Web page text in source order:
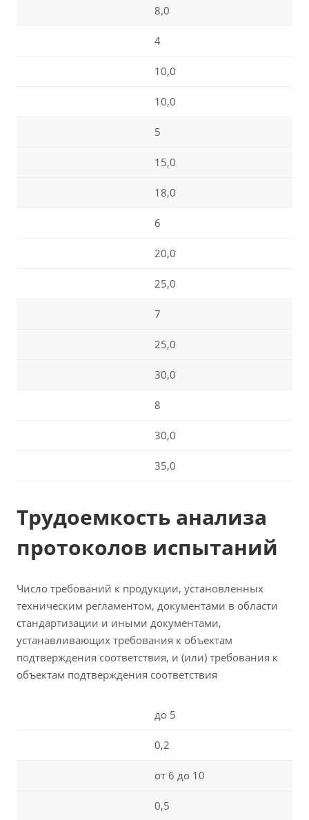
8,0
4
10,0
10,0
5
15,0
18,0
6
20,0
25,0
7
25,0
30,0
8
30,0
35,0
Трудоемкость анализа
протоколов испытаний
Число требований к продукции, установленных
техническим регламентом, документами в области
стандартизации и иными документами,
устанавливающих требования к объектам
подтверждения соответствия, и (или) требования к
объектам подтверждения соответствия
до 5
0,2
от 6 до 10
0,5